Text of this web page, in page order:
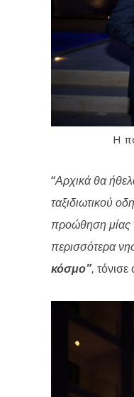
Η
“Αρχικά θα
ταξιδιωτικού
προώθηση μίας
περισσότερα
κόσμο”, τόνισε